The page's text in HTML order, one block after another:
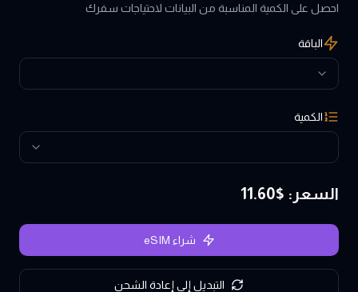
احصل على الكمية المناسبة من البيانات لاحتياجات سفرك
الباقة
الكمية
السعر : $
11.60
شراء eSIM
التبديل إلى إعادة الشحن